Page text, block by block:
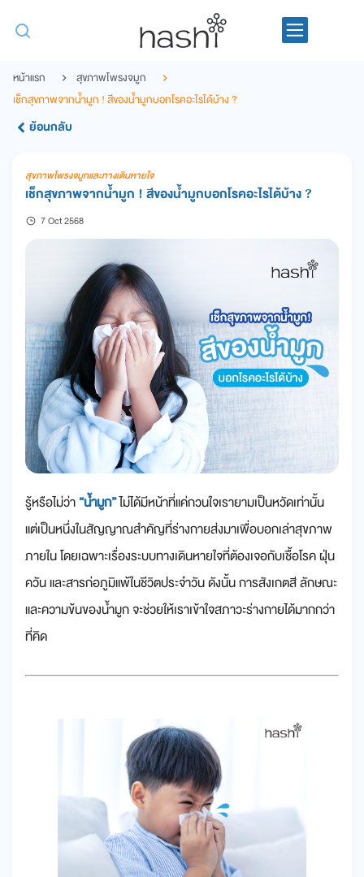
หน้าแรก
สุขภาพโพรงจมูก
เช็กสุขภาพจากน้ำมูก ! สีของน้ำมูกบอกโรคอะไรได้บ้าง ?
ย้อนกลับ
สุขภาพโพรงจมูกและทางเดินหายใจ
เช็กสุขภาพจากน้ำมูก ! สีของน้ำมูกบอกโรคอะไรได้บ้าง ?
7 Oct 2568
รู้หรือไม่ว่า“น้ำมูก”ไม่ได้มีหน้าที่แค่กวนใจเรายามเป็นหวัดเท่านั้น
แต่เป็นหนึ่งในสัญญาณสำคัญที่ร่างกายส่งมาเพื่อบอกเล่าสุขภาพ
ภายใน โดยเฉพาะเรื่องระบบทางเดินหายใจที่ต้องเจอกับเชื้อโรค ฝุ่น
ควัน และสารก่อภูมิแพ้ในชีวิตประจำวัน ดังนั้น การสังเกตสี ลักษณะ
และความข้นของน้ำมูก จะช่วยให้เราเข้าใจสภาวะร่างกายได้มากกว่า
ที่คิด